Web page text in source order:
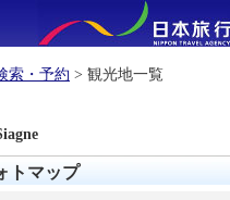
索・予約 > 観光地一覧
トマップ